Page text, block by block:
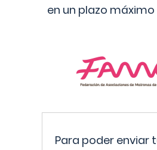
en un plazo máximo
Para poder enviar